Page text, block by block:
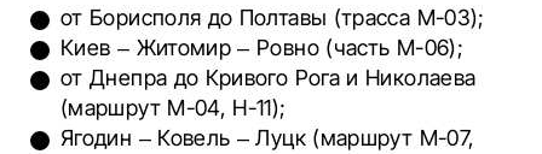
от Борисполя до Полтавы (трасса М-03);
Киев – Житомир – Ровно (часть М-06);
от Днепра до Кривого Рога и Николаева
(маршрут М-04, Н-11);
Ягодин – Ковель – Луцк (маршрут М-07,